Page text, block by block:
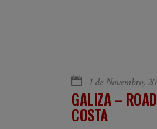
1 de Novembro,
GALIZA –
COSTA